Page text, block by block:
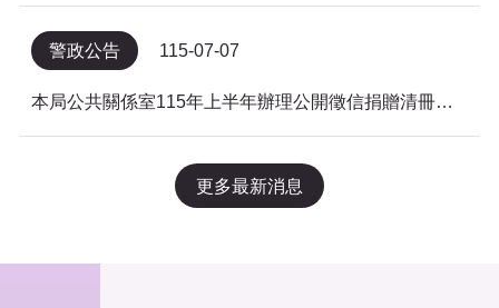
警政公告 115-07-07
本局公共關係室115年上半年辦理公開徵信捐贈清冊及明細表，依公益勸募條例公告。
更多最新消息